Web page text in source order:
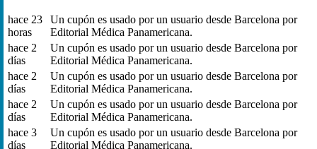
hace 23
horas
Un cupón es usado por un usuario desde Barcelona por
Editorial Médica Panamericana.
hace 2
días
Un cupón es usado por un usuario desde Barcelona por
Editorial Médica Panamericana.
hace 2
días
Un cupón es usado por un usuario desde Barcelona por
Editorial Médica Panamericana.
hace 2
días
Un cupón es usado por un usuario desde Barcelona por
Editorial Médica Panamericana.
hace 3
días
Un cupón es usado por un usuario desde Barcelona por
Editorial Médica Panamericana.